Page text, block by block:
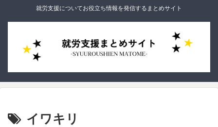
就労支援についてお役立ち情報を発信するまとめサイト
イワキリ